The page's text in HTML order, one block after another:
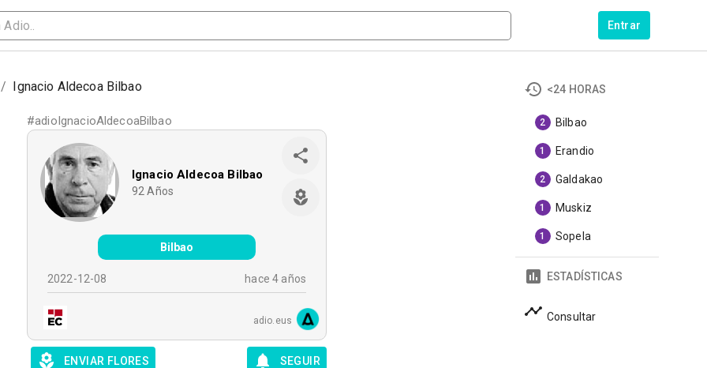
Entrar
/ Ignacio Aldecoa Bilbao
#adioIgnacioAldecoaBilbao
Ignacio Aldecoa Bilbao
92 Años
Bilbao
2022-12-08 hace 4 años
adio.eus
ENVIAR FLORES SEGUIR
<24 HORAS
2 Bilbao
1 Erandio
2 Galdakao
1 Muskiz
1 Sopela
ESTADÍSTICAS
Consultar